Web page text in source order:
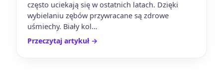
często uciekają się w ostatnich latach. Dzięki
wybielaniu zębów przywracane są zdrowe
uśmiechy. Biały kol…
Przeczytaj artykuł→